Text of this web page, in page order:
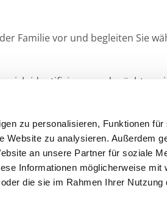
zu personalisieren, Funktionen
Website zu analysieren. Außerdem
an unsere Partner für soziale
Informationen möglicherweise mit
die sie im Rahmen Ihrer Nutzung
Familie vor und begleiten Sie
identifizieren und möchten